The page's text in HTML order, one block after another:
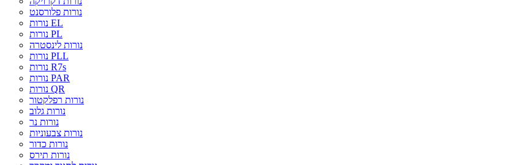
נורות פלורסנט
נורות EL
נורות PL
נורות לינסטרה
נורות PLL
נורות R7s
נורות PAR
נורות QR
נורות רפלקטור
נורות גלוב
נורות נר
נורות צבעוניות
נורות כדור
נורות תירס